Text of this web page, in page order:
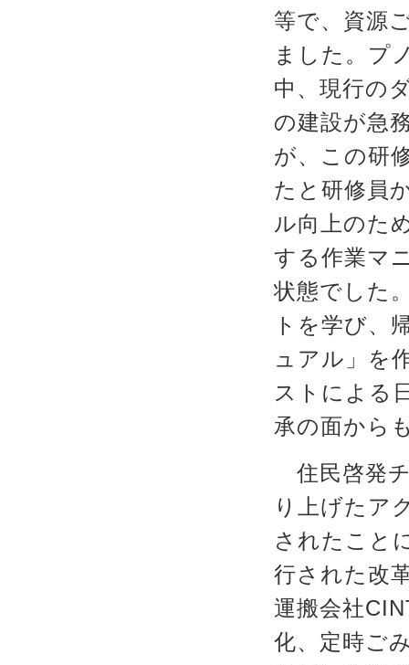
等で、資源
ました。プ
中、現行の
の建設が急
が、この研
たと研修員
ル向上のた
する作業マ
状態でした
トを学び、
ュアル」を
ストによる
承の面から
住民啓発
り上げたア
されたこと
行された改
運搬会社
化、定時ご